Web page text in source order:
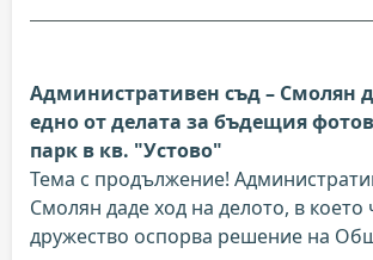
Административен съд – Смолян
едно от делата за бъдещия
парк в кв. "Устово"
Тема с продължение!
Смолян даде ход на делото, в което
дружество оспорва решение на